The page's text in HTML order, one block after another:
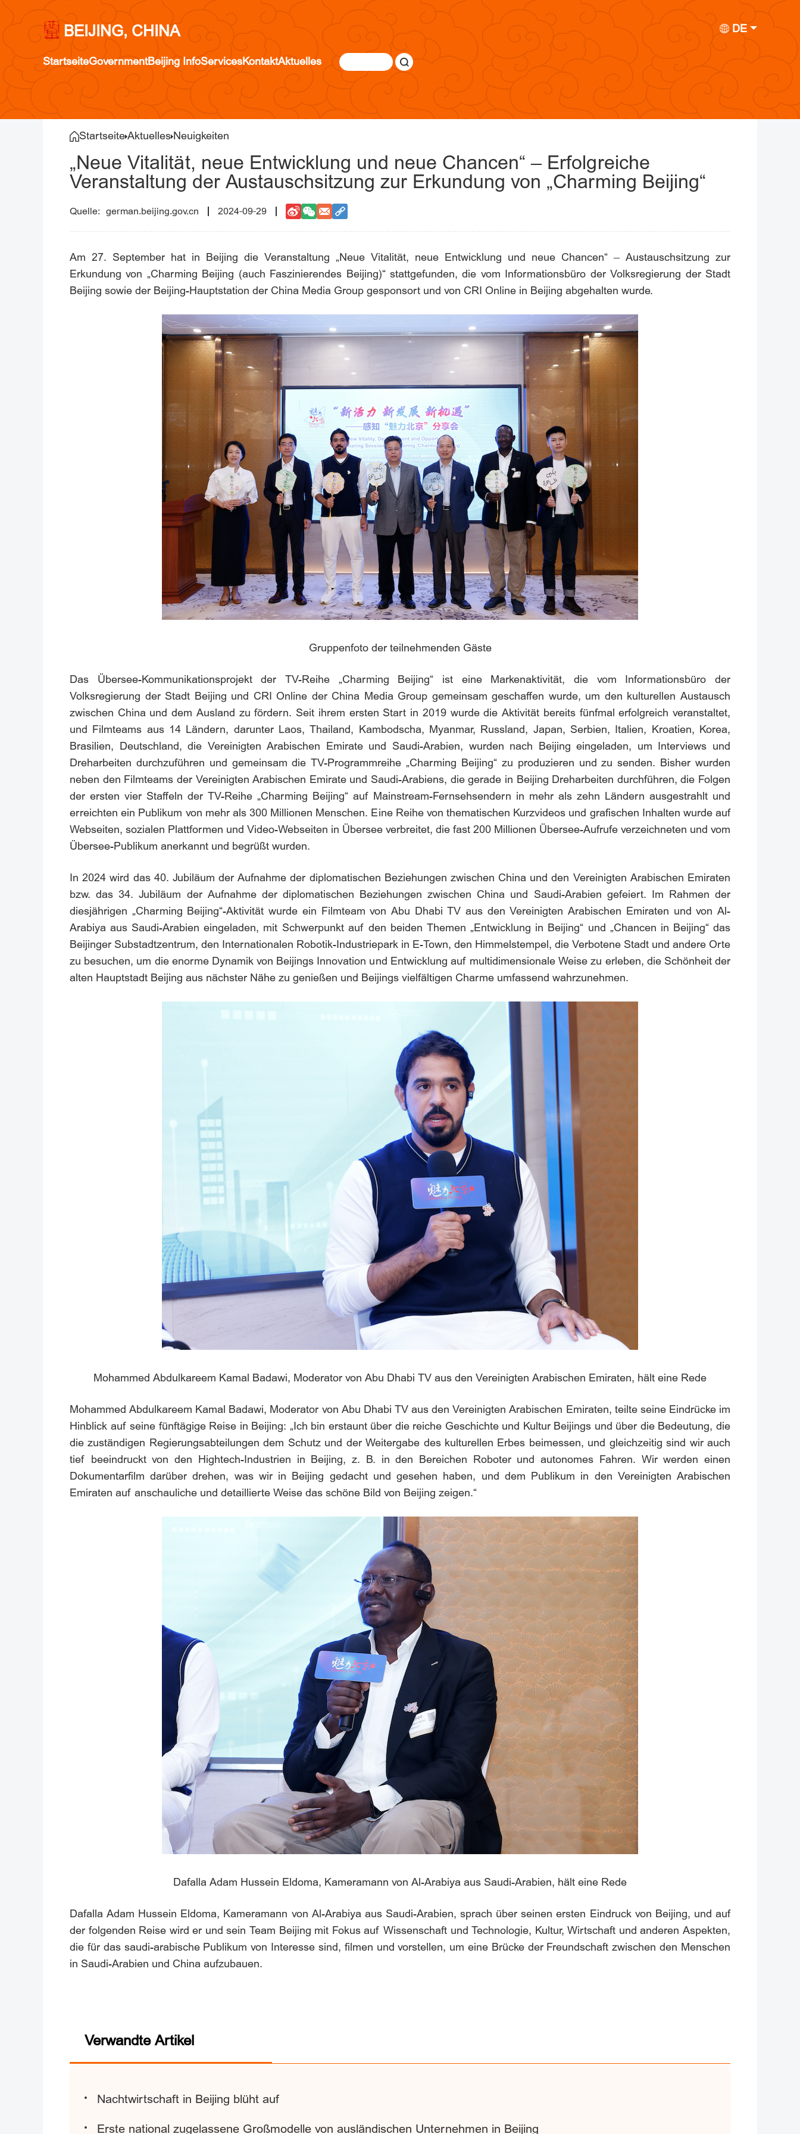
BEIJING, CHINA DE
StartseiteGovernmentBeijing InfoServicesKontaktAktuelles
StartseiteAktuelles Neuigkeiten
„Neue Vitalität, neue Entwicklung und neue Chancen“ – Erfolgreiche
Veranstaltung der Austauschsitzung zur Erkundung von „Charming Beijing“
german.beijing.gov.cn 2024-09-29
Am 27. September hat in Beijing die Veranstaltung „Neue Vitalität, neue Entwicklung und neue Chancen“ – Austauschsitzung zur
Erkundung von „Charming Beijing (auch Faszinierendes Beijing)“ stattgefunden, die vom Informationsbüro der Volksregierung der Stadt
Beijing sowie der Beijing-Hauptstation der China Media Group gesponsort und von CRI Online in Beijing abgehalten wurde.
Gruppenfoto der teilnehmenden Gäste
Das Übersee-Kommunikationsprojekt der TV-Reihe „Charming Beijing“ ist eine Markenaktivität, die vom Informationsbüro der
Volksregierung der Stadt Beijing und CRI Online der China Media Group gemeinsam geschaffen wurde, um den kulturellen Austausch
zwischen China und dem Ausland zu fördern. Seit ihrem ersten Start in 2019 wurde die Aktivität bereits fünfmal erfolgreich veranstaltet,
und Filmteams aus 14 Ländern, darunter Laos, Thailand, Kambodscha, Myanmar, Russland, Japan, Serbien, Italien, Kroatien, Korea,
Brasilien, Deutschland, die Vereinigten Arabischen Emirate und Saudi-Arabien, wurden nach Beijing eingeladen, um Interviews und
Dreharbeiten durchzuführen und gemeinsam die TV-Programmreihe „Charming Beijing“ zu produzieren und zu senden. Bisher wurden
neben den Filmteams der Vereinigten Arabischen Emirate und Saudi-Arabiens, die gerade in Beijing Dreharbeiten durchführen, die Folgen
der ersten vier Staffeln der TV-Reihe „Charming Beijing“ auf Mainstream-Fernsehsendern in mehr als zehn Ländern ausgestrahlt und
erreichten ein Publikum von mehr als 300 Millionen Menschen. Eine Reihe von thematischen Kurzvideos und grafischen Inhalten wurde auf
Webseiten, sozialen Plattformen und Video-Webseiten in Übersee verbreitet, die fast 200 Millionen Übersee-Aufrufe verzeichneten und vom
Übersee-Publikum anerkannt und begrüßt wurden.
In 2024 wird das 40. Jubiläum der Aufnahme der diplomatischen Beziehungen zwischen China und den Vereinigten Arabischen Emiraten
bzw. das 34. Jubiläum der Aufnahme der diplomatischen Beziehungen zwischen China und Saudi-Arabien gefeiert. Im Rahmen der
diesjährigen „Charming Beijing“-Aktivität wurde ein Filmteam von Abu Dhabi TV aus den Vereinigten Arabischen Emiraten und von Al-
Arabiya aus Saudi-Arabien eingeladen, mit Schwerpunkt auf den beiden Themen „Entwicklung in Beijing“ und „Chancen in Beijing“ das
Beijinger Substadtzentrum, den Internationalen Robotik-Industriepark in E-Town, den Himmelstempel, die Verbotene Stadt und andere Orte
zu besuchen, um die enorme Dynamik von Beijings Innovation und Entwicklung auf multidimensionale Weise zu erleben, die Schönheit der
alten Hauptstadt Beijing aus nächster Nähe zu genießen und Beijings vielfältigen Charme umfassend wahrzunehmen.
Mohammed Abdulkareem Kamal Badawi, Moderator von Abu Dhabi TV aus den Vereinigten Arabischen Emiraten, hält eine Rede
Mohammed Abdulkareem Kamal Badawi, Moderator von Abu Dhabi TV aus den Vereinigten Arabischen Emiraten, teilte seine Eindrücke im
Hinblick auf seine fünftägige Reise in Beijing: „Ich bin erstaunt über die reiche Geschichte und Kultur Beijings und über die Bedeutung, die
die zuständigen Regierungsabteilungen dem Schutz und der Weitergabe des kulturellen Erbes beimessen, und gleichzeitig sind wir auch
tief beeindruckt von den Hightech-Industrien in Beijing, z. B. in den Bereichen Roboter und autonomes Fahren. Wir werden einen
Dokumentarfilm darüber drehen, was wir in Beijing gedacht und gesehen haben, und dem Publikum in den Vereinigten Arabischen
Emiraten auf anschauliche und detaillierte Weise das schöne Bild von Beijing zeigen.“
Dafalla Adam Hussein Eldoma, Kameramann von Al-Arabiya aus Saudi-Arabien, hält eine Rede
Dafalla Adam Hussein Eldoma, Kameramann von Al-Arabiya aus Saudi-Arabien, sprach über seinen ersten Eindruck von Beijing, und auf
der folgenden Reise wird er und sein Team Beijing mit Fokus auf Wissenschaft und Technologie, Kultur, Wirtschaft und anderen Aspekten,
die für das saudi-arabische Publikum von Interesse sind, filmen und vorstellen, um eine Brücke der Freundschaft zwischen den Menschen
in Saudi-Arabien und China aufzubauen.
Verwandte Artikel
Nachtwirtschaft in Beijing blüht auf
Erste national zugelassene Großmodelle von ausländischen Unternehmen in Beijing